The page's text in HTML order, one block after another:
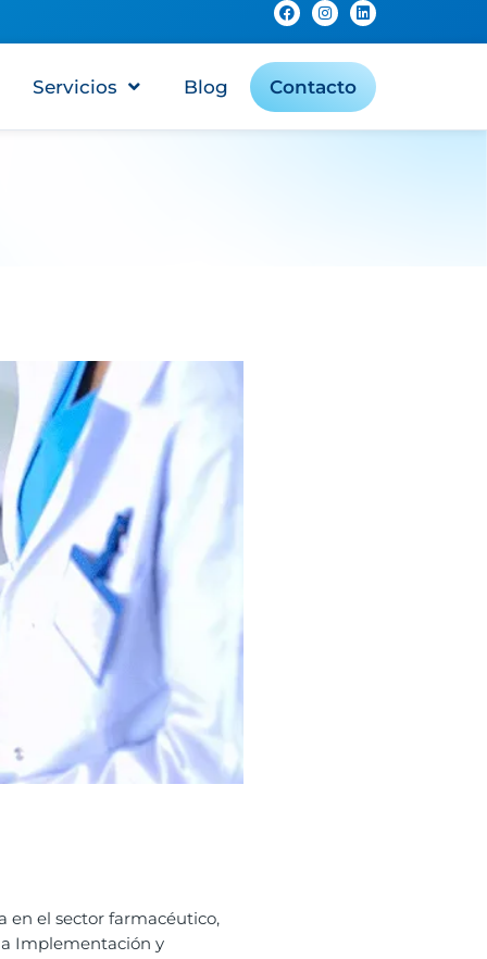
Servicios Blog Contacto
en el sector farmacéutico,
Implementación y